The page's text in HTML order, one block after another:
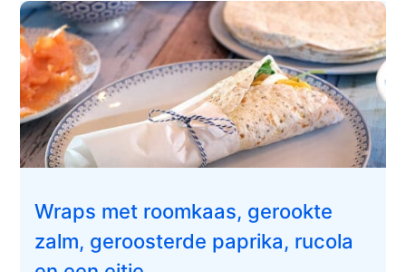
Wraps met roomkaas, gerookte
zalm, geroosterde paprika, rucola